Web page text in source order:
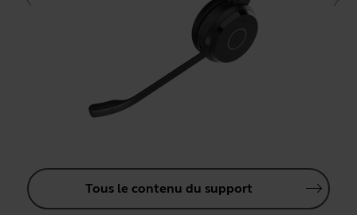
Tous le contenu du support